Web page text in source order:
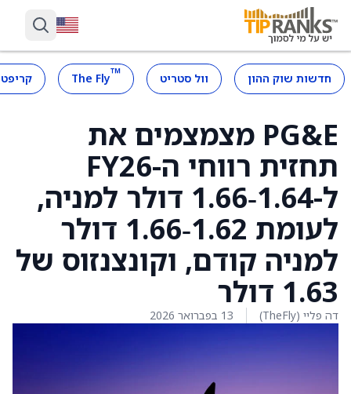
חדשות שוק ההון וול סטריט ™
The Fly
PG&E מצמצמים את
תחזית רווחי ה-FY26
ל-1.64‑1.66 דולר למניה,
לעומת 1.62‑1.66 דולר
למניה קודם, וקונצנזוס של
1.63 דולר
דה פליי (TheFly) 13 בפברואר 2026